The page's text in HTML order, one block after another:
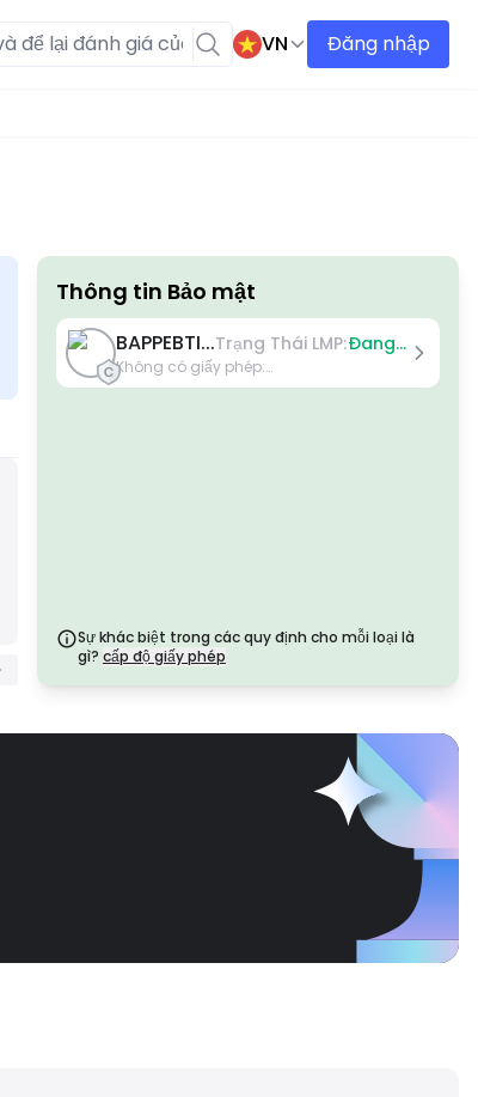
VN Đăng nhập
Thông tin Bảo mật
BAPPEBTI...Trạng Thái LMP: Đang Hoạt Động
Không có giấy phép:
1051/BAPPEBTI/SI/1/2007
Sự khác biệt trong các quy định cho mỗi loại là
gì? cấp độ giấy phép
Giấy phép hạng A
Được cấp bởi các cơ quan quản lý nổi tiếng toàn
Giấy phép hạng C
Được cấp bởi các cơ quan quản lý tại các thị trường
nhà giao dịch nên thận trọng và xác minh các biện
pháp an toàn.
Giấy phép hạng D
Từ các khu vực pháp lý có sự giám sát tối thiểu, các
giấy phép này thường thiếu các biện pháp bảo vệ
quan trọng như tách biệt quỹ và bảo hiểm. Mặc dù
hấp dẫn về tính linh hoạt trong hoạt động, nhưng
chúng gây ra rủi ro cao hơn cho các nhà giao
dịch.